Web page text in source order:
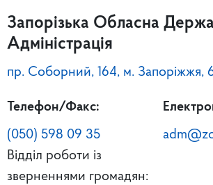
Запорізька Обласна
Адміністрація
пр. Соборний, 164, м. Запоріжжя,
Телефон/Факс:
(050) 598 09 35
Відділ роботи із
зверненнями громадян: